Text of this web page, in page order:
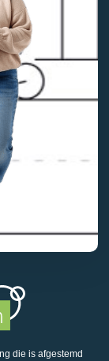
die is afgestemd